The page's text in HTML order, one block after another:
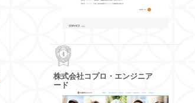
株式会社コプロ・エンジニア
ード